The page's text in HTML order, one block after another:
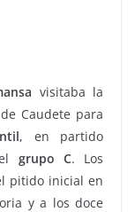
visitaba la
de Caudete para
, en partido
grupo C. Los
pitido inicial en
y a los doce